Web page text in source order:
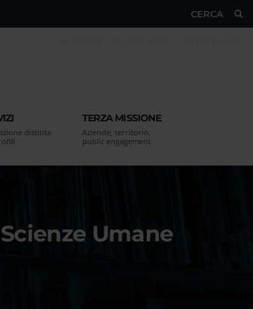
CERCA
distinta
TERZA MISSIONE
Aziende, territorio,
public engagement
Umane